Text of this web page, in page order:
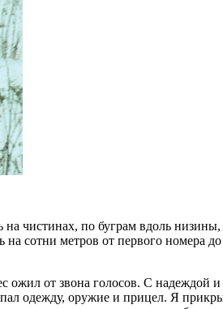
на чистинах, по буграм вдоль
сотни метров от первого номера
от звона голосов. С надеждой
одежду, оружие и прицел. Я